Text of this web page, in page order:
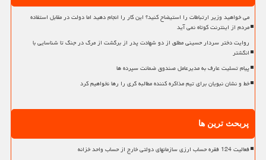
می خواهید وزیر ارتباطات را استیضاح کنید؟ این کار را انجام دهید اما دولت در مقابل استفاده
مردم از اینترنت کوتاه نمی آید
روایت دختر سردار حسینی مطلق از دو شهادت پدر از برگشت از مرگ در جنگ تا شناسایی با
انگشتر
پیام تسلیت عارف به مدیرعامل صندوق ضمانت سپرده ها
خط و نشان نبویان برای تیم مذاکره کننده مطالبه گری را رها نخواهیم کرد
پربحث ترین ها
فعالیت 124 فقره حساب ارزی سازمانهای دولتی خارج از حساب واحد خزانه